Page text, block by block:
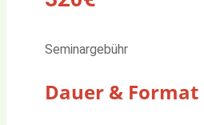
Seminargebühr
Dauer & Format